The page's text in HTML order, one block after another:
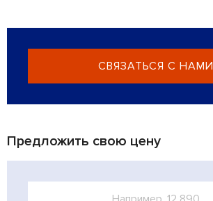
СВЯЗАТЬСЯ С НАМИ
Предложить свою цену